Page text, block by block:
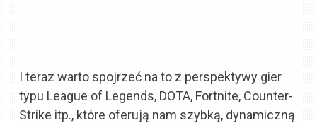
I teraz warto spojrzeć na to z perspektywy gier
typu League of Legends, DOTA, Fortnite, Counter-
Strike itp., które oferują nam szybką, dynamiczną